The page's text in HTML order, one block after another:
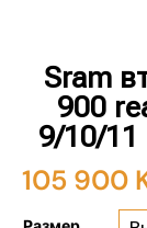
Sram
900
9/10/11
105 900